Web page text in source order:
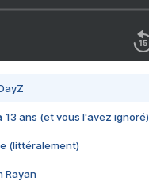
13 ans (et vous l'avez ignoré)
(littéralement)
Rayan